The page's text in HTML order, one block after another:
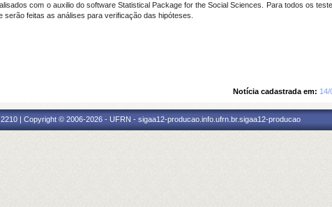
com o auxilio do software Statistical Package for the Social Sciences. Para todos os
feitas as análises para verificação das hipóteses.
Notícia cadastrada em: 14/
| Copyright © 2006-2026 - UFRN - sigaa12-producao.info.ufrn.br.sigaa12-producao